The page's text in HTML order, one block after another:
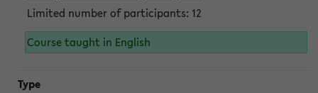
Limited number of participants: 12
Course taught in English